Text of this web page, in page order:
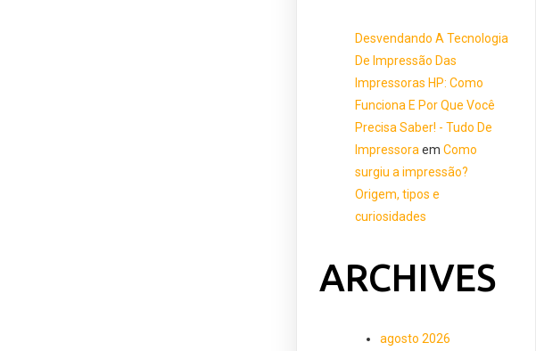
Desvendando A Tecnologia
De Impressão Das
Impressoras HP: Como
Funciona E Por Que Você
Precisa Saber! - Tudo De
ImpressoraemComo
surgiu a impressão?
Origem, tipos e
curiosidades
ARCHIVES
agosto 2026